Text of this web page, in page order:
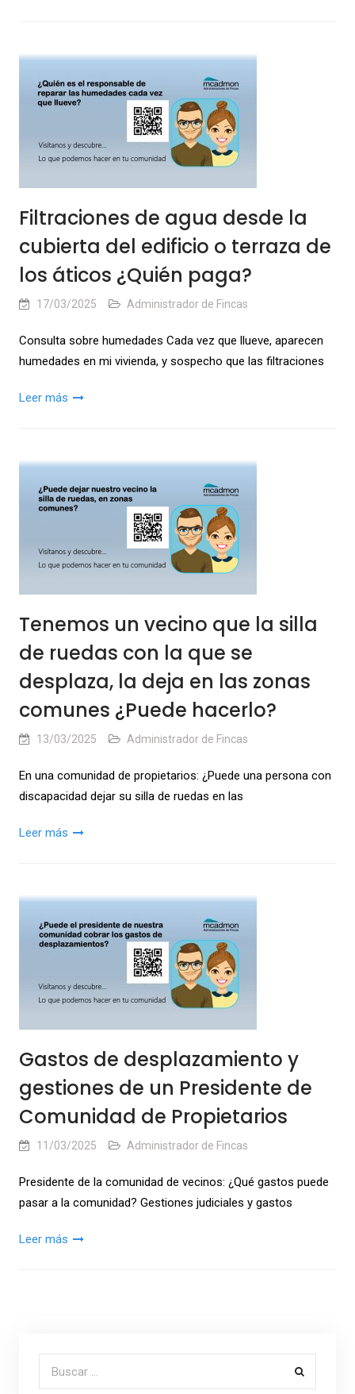
Filtraciones de agua desde la
cubierta del edificio o terraza de
los áticos ¿Quién paga?
17/03/2025 Administrador de Fincas
Consulta sobre humedades Cada vez que llueve, aparecen
humedades en mi vivienda, y sospecho que las filtraciones
Leer más
Tenemos un vecino que la silla
de ruedas con la que se
desplaza, la deja en las zonas
comunes ¿Puede hacerlo?
13/03/2025 Administrador de Fincas
En una comunidad de propietarios: ¿Puede una persona con
discapacidad dejar su silla de ruedas en las
Leer más
Gastos de desplazamiento y
gestiones de un Presidente de
Comunidad de Propietarios
11/03/2025 Administrador de Fincas
Presidente de la comunidad de vecinos: ¿Qué gastos puede
pasar a la comunidad? Gestiones judiciales y gastos
Leer más
Buscar por: